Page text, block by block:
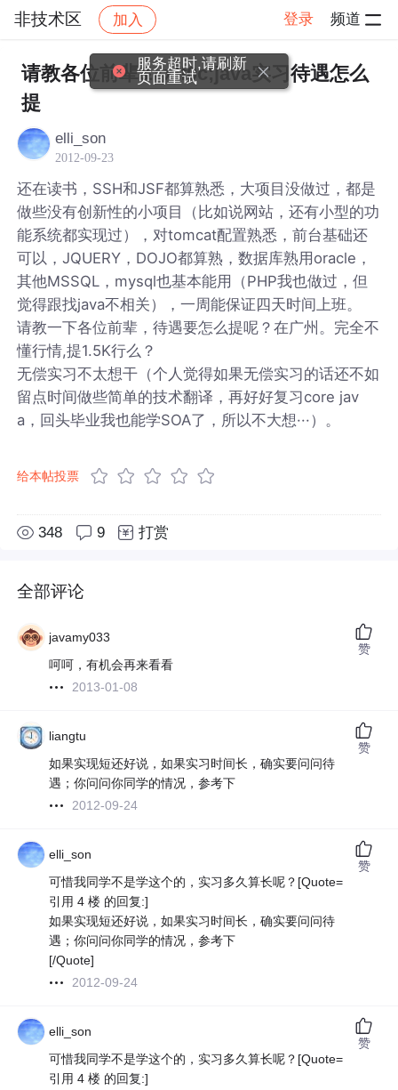
非技术区 加入 登录 频道
社区 非技术区 帖子详情
请教各位前辈&#xff0c;java实习待遇怎么
提
elli_son
2012-09-23
还在读书，SSH和JSF都算熟悉，大项目没做过，都是
做些没有创新性的小项目（比如说网站，还有小型的功
能系统都实现过），对tomcat配置熟悉，前台基础还
可以，JQUERY，DOJO都算熟，数据库熟用oracle，
其他MSSQL，mysql也基本能用（PHP我也做过，但
觉得跟找java不相关），一周能保证四天时间上班。
请教一下各位前辈，待遇要怎么提呢？在广州。完全不
懂行情,提1.5K行么？
无偿实习不太想干（个人觉得如果无偿实习的话还不如
留点时间做些简单的技术翻译，再好好复习core jav
a，回头毕业我也能学SOA了，所以不大想···）。
给本帖投票
348 9 打赏
全部评论
javamy033
呵呵，有机会再来看看
2013-01-08
赞
liangtu
如果实现短还好说，如果实习时间长，确实要问问待
遇；你问问你同学的情况，参考下
2012-09-24
赞
elli_son
可惜我同学不是学这个的，实习多久算长呢？[Quote=
引用 4 楼 的回复:]
如果实现短还好说，如果实习时间长，确实要问问待
遇；你问问你同学的情况，参考下
[/Quote]
2012-09-24
赞
elli_son
可惜我同学不是学这个的，实习多久算长呢？[Quote=
引用 4 楼 的回复:]
赞
服务超时,请刷新
页面重试